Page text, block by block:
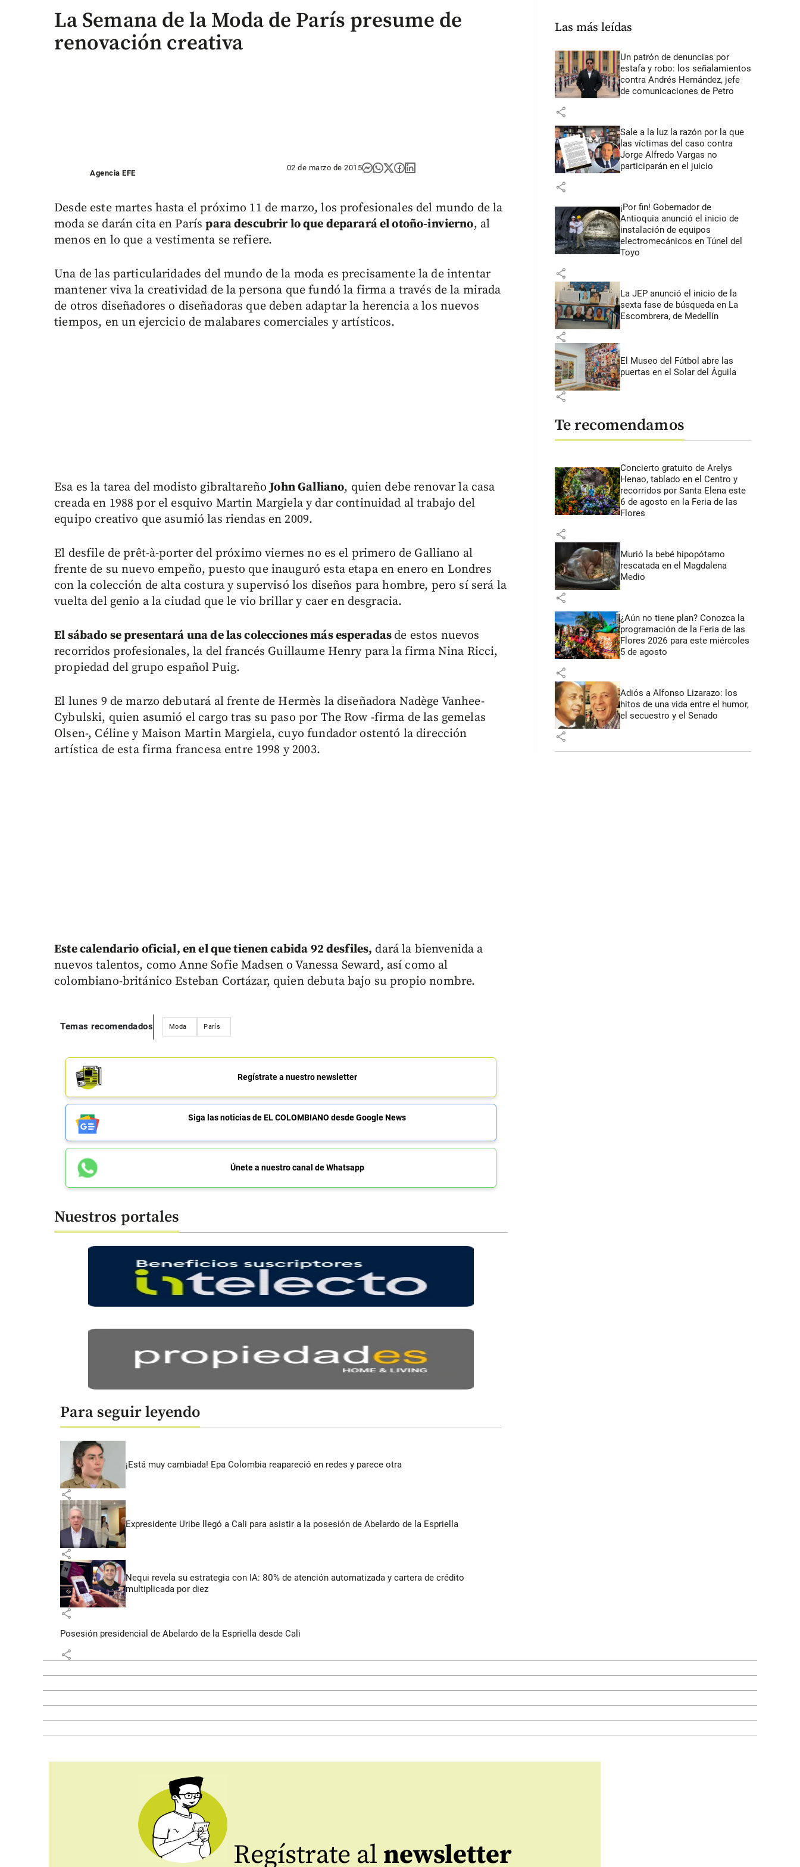
La Semana de la Moda de París presume de
renovación creativa
Agencia EFE
02 de marzo de 2015
Desde este martes hasta el próximo 11 de marzo, los profesionales del mundo de la
moda se darán cita en Paríspara descubrir lo que deparará el otoño-invierno, al
menos en lo que a vestimenta se refiere.
Una de las particularidades del mundo de la moda es precisamente la de intentar
mantener viva la creatividad de la persona que fundó la firma a través de la mirada
de otros diseñadores o diseñadoras que deben adaptar la herencia a los nuevos
tiempos, en un ejercicio de malabares comerciales y artísticos.
Esa es la tarea del modisto gibraltareñoJohn Galliano, quien debe renovar la casa
creada en 1988 por el esquivo Martin Margiela y dar continuidad al trabajo del
equipo creativo que asumió las riendas en 2009.
El desfile de prêt-à-porter del próximo viernes no es el primero de Galliano al
frente de su nuevo empeño, puesto que inauguró esta etapa en enero en Londres
con la colección de alta costura y supervisó los diseños para hombre, pero sí será la
vuelta del genio a la ciudad que le vio brillar y caer en desgracia.
El sábado se presentará una de las colecciones más esperadas de estos nuevos
recorridos profesionales, la del francés Guillaume Henry para la firma Nina Ricci,
propiedad del grupo español Puig.
El lunes 9 de marzo debutará al frente de Hermès la diseñadora Nadège Vanhee-
Cybulski, quien asumió el cargo tras su paso por The Row -firma de las gemelas
Olsen-, Céline y Maison Martin Margiela, cuyo fundador ostentó la dirección
artística de esta firma francesa entre 1998 y 2003.
Este calendario oficial, en el que tienen cabida 92 desfiles, dará la bienvenida a
nuevos talentos, como Anne Sofie Madsen o Vanessa Seward, así como al
colombiano-británico Esteban Cortázar, quien debuta bajo su propio nombre.
Temas recomendados Moda París
Regístrate a nuestro newsletter
Siga las noticias de EL COLOMBIANO desde Google News
Únete a nuestro canal de Whatsapp
Nuestros portales
Para seguir leyendo
¡Está muy cambiada! Epa Colombia reapareció en redes y parece otra
share
Expresidente Uribe llegó a Cali para asistir a la posesión de Abelardo de la Espriella
share
Nequi revela su estrategia con IA: 80% de atención automatizada y cartera de crédito
multiplicada por diez
share
Posesión presidencial de Abelardo de la Espriella desde Cali
share
Las más leídas
Un patrón de denuncias por
estafa y robo: los señalamientos
contra Andrés Hernández, jefe
de comunicaciones de Petro
share
Sale a la luz la razón por la que
las víctimas del caso contra
Jorge Alfredo Vargas no
participarán en el juicio
share
¡Por fin! Gobernador de
Antioquia anunció el inicio de
instalación de equipos
electromecánicos en Túnel del
Toyo
share
La JEP anunció el inicio de la
sexta fase de búsqueda en La
Escombrera, de Medellín
share
El Museo del Fútbol abre las
puertas en el Solar del Águila
share
Te recomendamos
Concierto gratuito de Arelys
Henao, tablado en el Centro y
recorridos por Santa Elena este
6 de agosto en la Feria de las
Flores
share
Murió la bebé hipopótamo
rescatada en el Magdalena
Medio
share
¿Aún no tiene plan? Conozca la
programación de la Feria de las
Flores 2026 para este miércoles
5 de agosto
share
Adiós a Alfonso Lizarazo: los
hitos de una vida entre el humor,
el secuestro y el Senado
share
Regístrate al newsletter